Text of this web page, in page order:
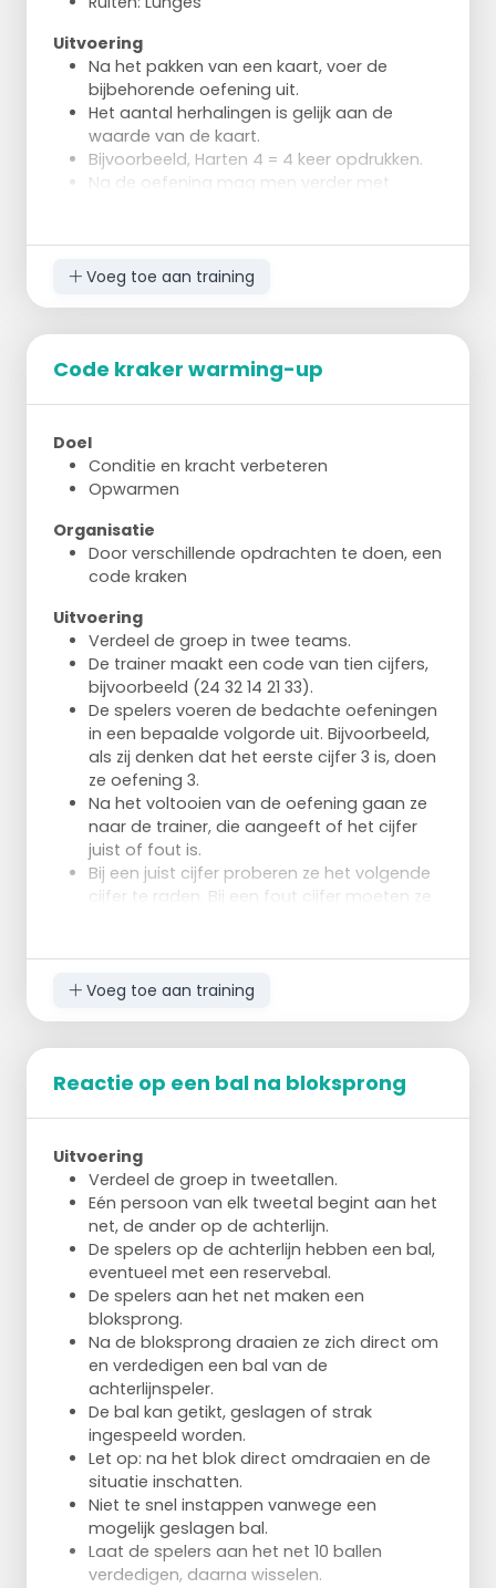
Uitvoering
Na het pakken van een kaart, voer de
bijbehorende oefening uit.
Het aantal herhalingen is gelijk aan de
waarde van de kaart.
Bijvoorbeeld, Harten 4 = 4 keer opdrukken.
Na de oefening mag men verder met
Voeg toe aan training
Code kraker warming-up
Doel
Conditie en kracht verbeteren
Opwarmen
Organisatie
Door verschillende opdrachten te doen, een
code kraken
Uitvoering
Verdeel de groep in twee teams.
De trainer maakt een code van tien cijfers,
bijvoorbeeld (24 32 14 21 33).
De spelers voeren de bedachte oefeningen
in een bepaalde volgorde uit. Bijvoorbeeld,
als zij denken dat het eerste cijfer 3 is, doen
ze oefening 3.
Na het voltooien van de oefening gaan ze
naar de trainer, die aangeeft of het cijfer
juist of fout is.
Bij een juist cijfer proberen ze het volgende
cijfer te raden. Bij een fout cijfer moeten ze
Voorbeeld oefeningen:
Oefening 1: 5 keer opdrukken
Oefening 3: 5 keer op verschillende
middenlijn, nog een schuifduik richting
de achterlijn
Het team dat als eerste de code kraakt,
wint.
Voeg toe aan training
Reactie op een bal na bloksprong
Uitvoering
Verdeel de groep in tweetallen.
Eén persoon van elk tweetal begint aan het
net, de ander op de achterlijn.
De spelers op de achterlijn hebben een bal,
eventueel met een reservebal.
De spelers aan het net maken een
bloksprong.
Na de bloksprong draaien ze zich direct om
en verdedigen een bal van de
achterlijnspeler.
De bal kan getikt, geslagen of strak
ingespeeld worden.
Let op: na het blok direct omdraaien en de
situatie inschatten.
Niet te snel instappen vanwege een
mogelijk geslagen bal.
Laat de spelers aan het net 10 ballen
verdedigen, daarna wisselen.